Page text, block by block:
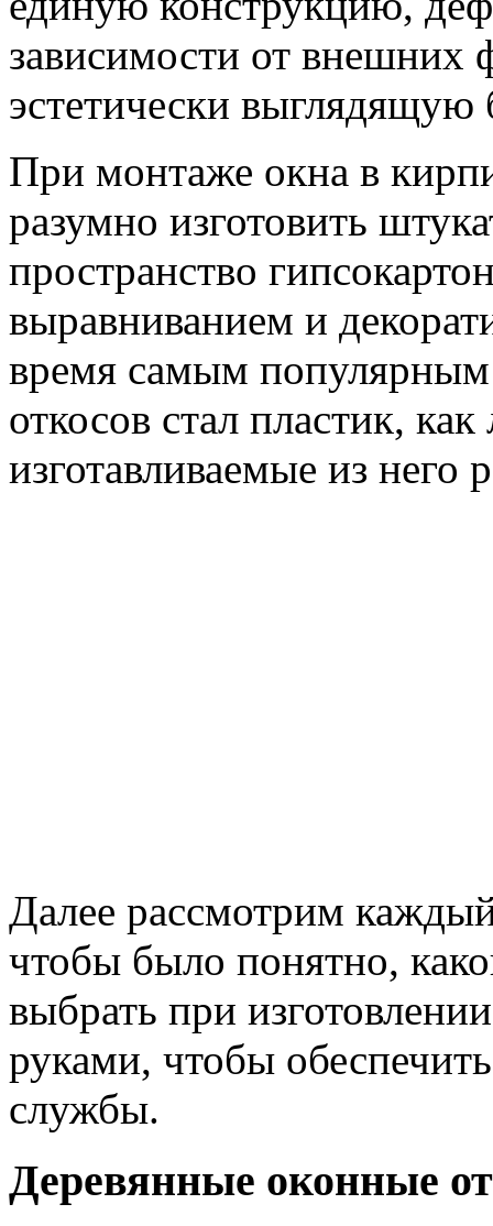
зависимости от внешних
эстетически выглядящую
При монтаже окна в
разумно изготовить
пространство
выравниванием и
время самым популярным
откосов стал пластик,
изготавливаемые из него
Далее рассмотрим
чтобы было понятно,
выбрать при
руками, чтобы
службы.
Деревянные оконные